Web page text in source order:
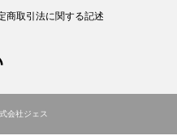
商取引法に関する記述
会社ジェス